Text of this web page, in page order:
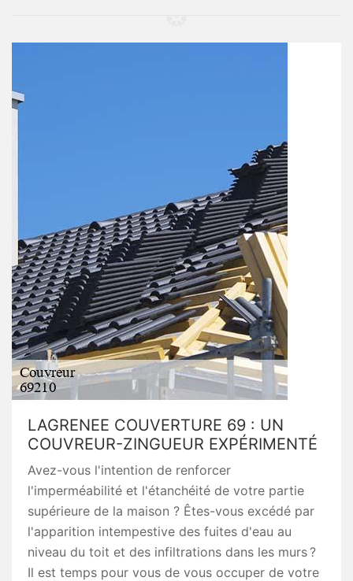
LAGRENEE COUVERTURE 69 : UN
COUVREUR-ZINGUEUR EXPÉRIMENTÉ
Avez-vous l'intention de renforcer
l'imperméabilité et l'étanchéité de votre partie
supérieure de la maison ? Êtes-vous excédé par
l'apparition intempestive des fuites d'eau au
niveau du toit et des infiltrations dans les murs ?
Il est temps pour vous de vous occuper de votre